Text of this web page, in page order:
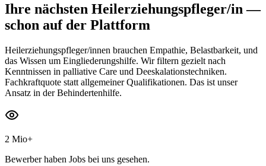
Ihre nächsten Heilerziehungspfleger/in—
schon auf der Plattform
Heilerziehungspfleger/innen brauchen Empathie, Belastbarkeit, und
das Wissen um Eingliederungshilfe. Wir filtern gezielt nach
Kenntnissen in palliative Care und Deeskalationstechniken.
Fachkraftquote statt allgemeiner Qualifikationen. Das ist unser
Ansatz in der Behindertenhilfe.
2 Mio+
Bewerber haben Jobs bei uns gesehen.